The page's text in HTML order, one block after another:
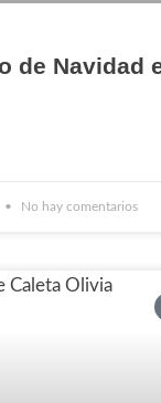
de Navidad
No hay comentarios